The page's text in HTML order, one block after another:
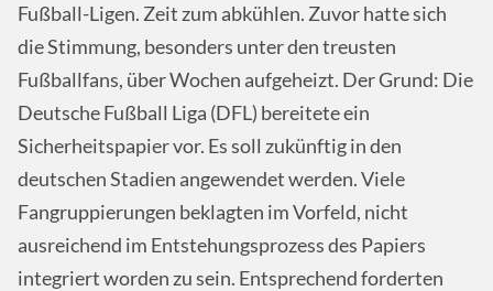
Fußball-Ligen. Zeit zum abkühlen. Zuvor hatte sich
die Stimmung, besonders unter den treusten
Fußballfans, über Wochen aufgeheizt. Der Grund: Die
Deutsche Fußball Liga (DFL) bereitete ein
Sicherheitspapier vor. Es soll zukünftig in den
deutschen Stadien angewendet werden. Viele
Fangruppierungen beklagten im Vorfeld, nicht
ausreichend im Entstehungsprozess des Papiers
integriert worden zu sein. Entsprechend forderten